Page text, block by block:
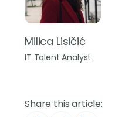
Milica Lisičić
IT Talent Analyst
Share this article: